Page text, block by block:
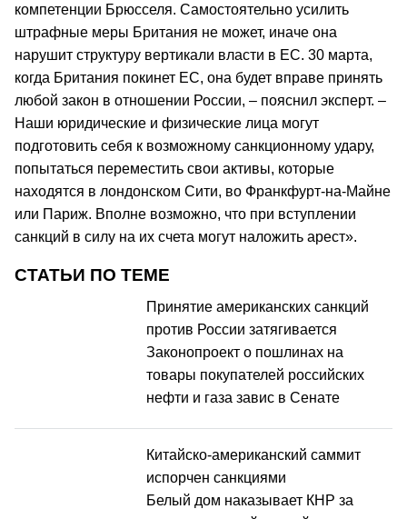
компетенции Брюсселя. Самостоятельно усилить
штрафные меры Британия не может, иначе она
нарушит структуру вертикали власти в ЕС. 30 марта,
когда Британия покинет ЕС, она будет вправе принять
любой закон в отношении России, – пояснил эксперт. –
Наши юридические и физические лица могут
подготовить себя к возможному санкционному удару,
попытаться переместить свои активы, которые
находятся в лондонском Сити, во Франкфурт-на-Майне
или Париж. Вполне возможно, что при вступлении
санкций в силу на их счета могут наложить арест».
СТАТЬИ ПО ТЕМЕ
Принятие американских санкций
против России затягивается
Законопроект о пошлинах на
товары покупателей российских
нефти и газа завис в Сенате
Китайско-американский саммит
испорчен санкциями
Белый дом наказывает КНР за